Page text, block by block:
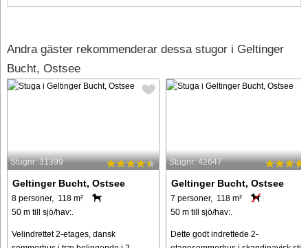
Andra gäster rekommenderar dessa stugor i Geltinger
Bucht, Ostsee
Stugnr: 31399
Geltinger Bucht, Ostsee
8 personer, 118 m²
50 m till sjö/hav:.
Velindrettet 2-etages, dansk
Stugnr: 42647
Geltinger Bucht, Ostsee
7 personer, 118 m²
50 m till sjö/hav:.
Dette godt indrettede 2-